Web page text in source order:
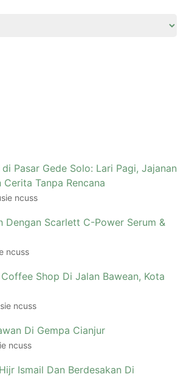
Pasar Gede Solo: Lari Pagi, Jajanan
Tanpa Rencana
ncuss
Dengan Scarlett C-Power Serum &
ncuss
Shop Di Jalan Bawean, Kota
ncuss
Di Gempa Cianjur
ncuss
Ismail Dan Berdesakan Di